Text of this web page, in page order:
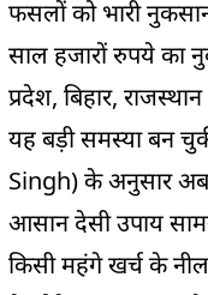
फसलों को भारी
साल हजारों रुपये का
प्रदेश, बिहार,
यह बड़ी समस्या बन
Singh) के अनुसार
आसान देसी उपाय
किसी महंगे खर्च के